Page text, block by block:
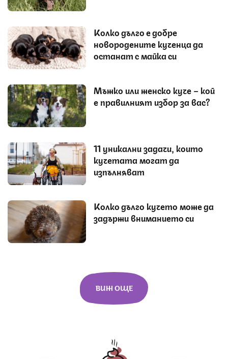
Колко дълго е добре
новородените кученца да
останат с майка си
Мъжко или женско куче – кой
е правилният избор за вас?
11 уникални задачи, които
кучетата могат да
изпълняват
Колко дълго кучето може да
задържи вниманието си
ВИЖ ОЩЕ